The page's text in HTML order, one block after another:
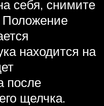
себя, снимите
Положение
находится на
после
щелчка.